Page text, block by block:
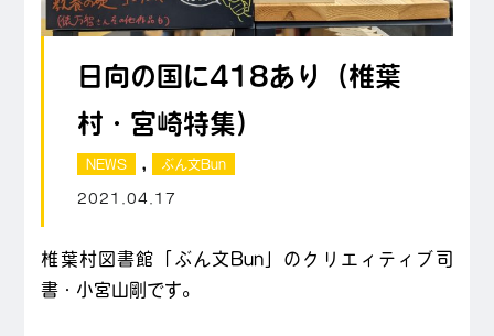
日向の国に418あり（椎葉
村・宮崎特集）
NEWS , ぶん文Bun
2021.04.17
椎葉村図書館「ぶん文Bun」のクリエィティブ司
書・小宮山剛です。